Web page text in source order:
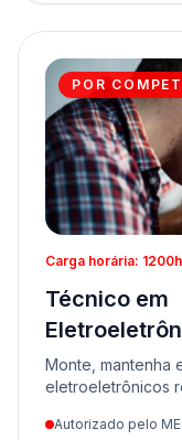
POR
Carga horária: 1200h
Técnico em
Monte, mantenha
eletroeletrônicos
Autorizado pelo